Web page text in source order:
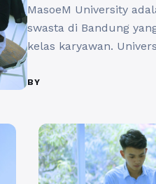
MasoeM University
swasta di Bandung
kelas karyawan.
untuk tetap
kemudahan bagi
asrama yang
tinggal di lingkungan
BY